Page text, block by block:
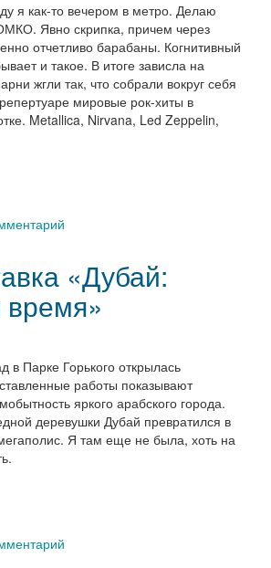
я как-то вечером в метро. Делаю
Явно скрипка, причем через
отчетливо барабаны. Когнитивный
и такое. В итоге зависла на
жгли так, что собрали вокруг себя
мировые рок-хиты в
Metallica, Nirvana, Led Zeppelin,
«Дубай:
время»
в Парке Горького открылась
работы показывают
яркого арабского города.
деревушки Дубай превратился в
Я там еще не была, хоть на